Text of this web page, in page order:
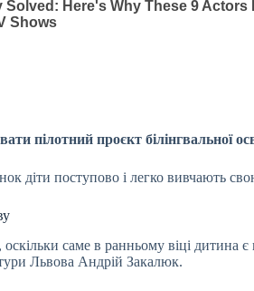
пілотний проєкт білінгвальної
діти поступово і легко вивчають
саме в ранньому віці дитина
Львова Андрій Закалюк.